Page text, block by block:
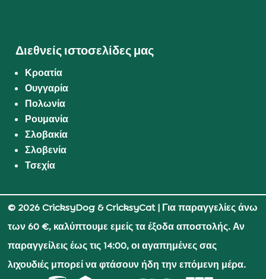
Διεθνείς ιστοσελίδες μας
Κροατία
Ουγγαρία
Πολωνία
Ρουμανία
Σλοβακία
Σλοβενία
Τσεχία
© 2026 CricksyDog & CricksyCat| Για παραγγελίες άνω
των 60 €, καλύπτουμε εμείς τα έξοδα αποστολής. Αν
παραγγείλεις έως τις 14:00, οι αγαπημένες σας
λιχουδιές μπορεί να φτάσουν ήδη την επόμενη μέρα.